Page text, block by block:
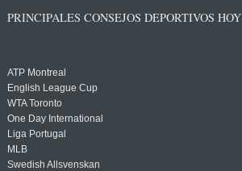
PRINCIPALES CONSEJOS DEPORTIVOS HOY
ATP Montreal
English League Cup
WTA Toronto
One Day International
Liga Portugal
MLB
Swedish Allsvenskan